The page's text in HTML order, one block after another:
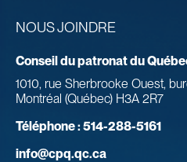
NOUS JOINDRE
Conseil du patronat du
1010, rue Sherbrooke Ouest,
Montréal (Québec) H3A 2R7
Téléphone :514-288-5161
info@cpq.qc.ca